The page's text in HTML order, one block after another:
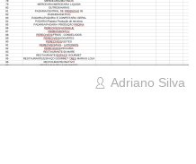
Adriano Silva